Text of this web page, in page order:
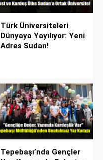
Türk Üniversiteleri
Dünyaya Yayılıyor: Yeni
Adres Sudan!
Tepebaşı’nda Gençler